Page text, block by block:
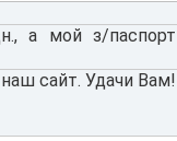
а мой з/паспорт
сайт. Удачи Вам!